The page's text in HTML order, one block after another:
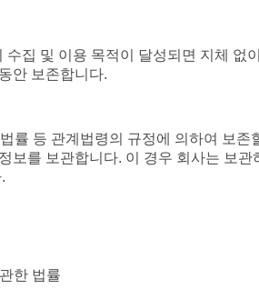
집 및 이용 목적이 달성되면 지체 없
안 보존합니다.
률 등 관계법령의 규정에 의하여 보존
보를 보관합니다. 이 경우 회사는 보관
한 법률